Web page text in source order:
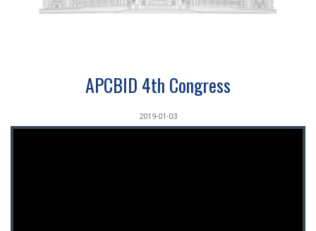
APCBID 4th Congress
2019-01-03